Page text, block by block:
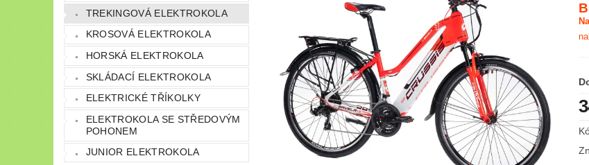
TREKINGOVÁ ELEKTROKOLA
KROSOVÁ ELEKTROKOLA
HORSKÁ ELEKTROKOLA
SKLÁDACÍ ELEKTROKOLA
ELEKTRICKÉ TŘÍKOLKY
ELEKTROKOLA SE STŘEDOVÝM
POHONEM
JUNIOR ELEKTROKOLA